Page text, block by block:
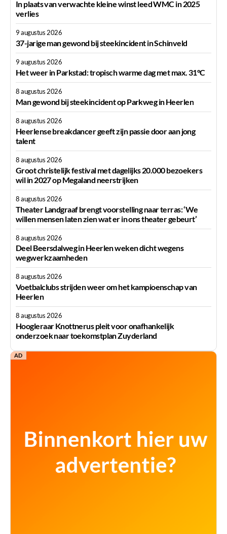
In plaats van verwachte kleine winst leed WMC in 2025
verlies
9 augustus 2026
37-jarige man gewond bij steekincident in Schinveld
9 augustus 2026
Het weer in Parkstad: tropisch warme dag met max. 31°C
8 augustus 2026
Man gewond bij steekincident op Parkweg in Heerlen
8 augustus 2026
Heerlense breakdancer geeft zijn passie door aan jong
talent
8 augustus 2026
Groot christelijk festival met dagelijks 20.000 bezoekers
wil in 2027 op Megaland neerstrijken
8 augustus 2026
Theater Landgraaf brengt voorstelling naar terras: ‘We
willen mensen laten zien wat er in ons theater gebeurt’
8 augustus 2026
Deel Beersdalweg in Heerlen weken dicht wegens
wegwerkzaamheden
8 augustus 2026
Voetbalclubs strijden weer om het kampioenschap van
Heerlen
8 augustus 2026
Hoogleraar Knottnerus pleit voor onafhankelijk
onderzoek naar toekomstplan Zuyderland
AD